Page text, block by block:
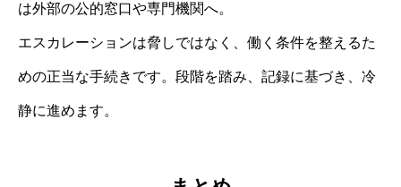
は外部の公的窓口や専門機関へ。
エスカレーションは脅しではなく、働く条件を整えるた
めの正当な手続きです。段階を踏み、記録に基づき、冷
静に進めます。